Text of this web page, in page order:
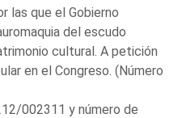
las que el Gobierno
del escudo
cultural. A petición
en el Congreso. (Número
002311 y número de